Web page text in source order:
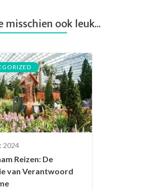
ook leuk...
2024
Reizen: De
van Verantwoord